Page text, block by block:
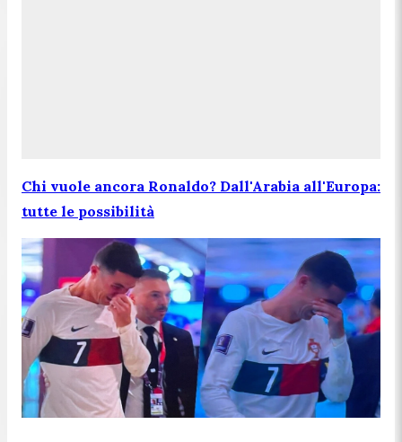
Chi vuole ancora Ronaldo? Dall'Arabia all'Europa:
tutte le possibilità